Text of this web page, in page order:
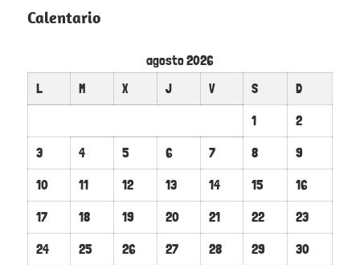
Calentario
agosto 2026
L
M X J V S
D
1
2
3
4 5 6 7 8
9
10
11 12 13 14 15
16
17
18 19 20 21 22
23
24
25 26 27 28 29
30